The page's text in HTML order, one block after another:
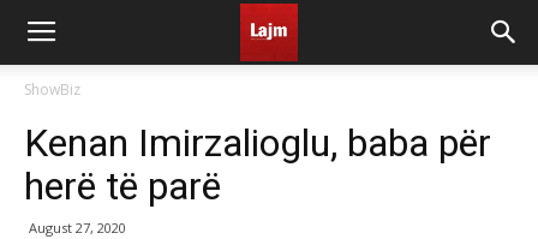
ShowBiz
Kenan Imirzalioglu, baba për
herë të parë
August 27, 2020